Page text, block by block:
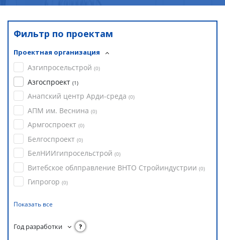
Фильтр по проектам
Проектная организация
Азгипросельстрой (0)
Азгоспроект (1)
Анапский центр Арди-среда (0)
АПМ им. Веснина (0)
Армгоспроект (0)
Белгоспроект (0)
БелНИИгипросельстрой (0)
Витебское облправление ВНТО Стройиндустрии (0)
Гипрогор (0)
Показать все
Год разработки ?